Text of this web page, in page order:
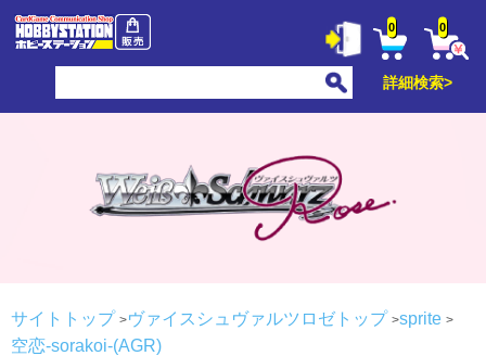
0 0
詳細検索>
サイトトップ ヴァイスシュヴァルツロゼトップ
sprite
空恋-sorakoi-(AGR)